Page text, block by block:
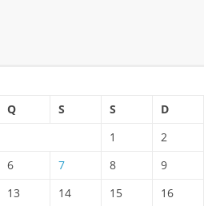
Q S S
D
1
2
6 7 8
9
13 14 15
16